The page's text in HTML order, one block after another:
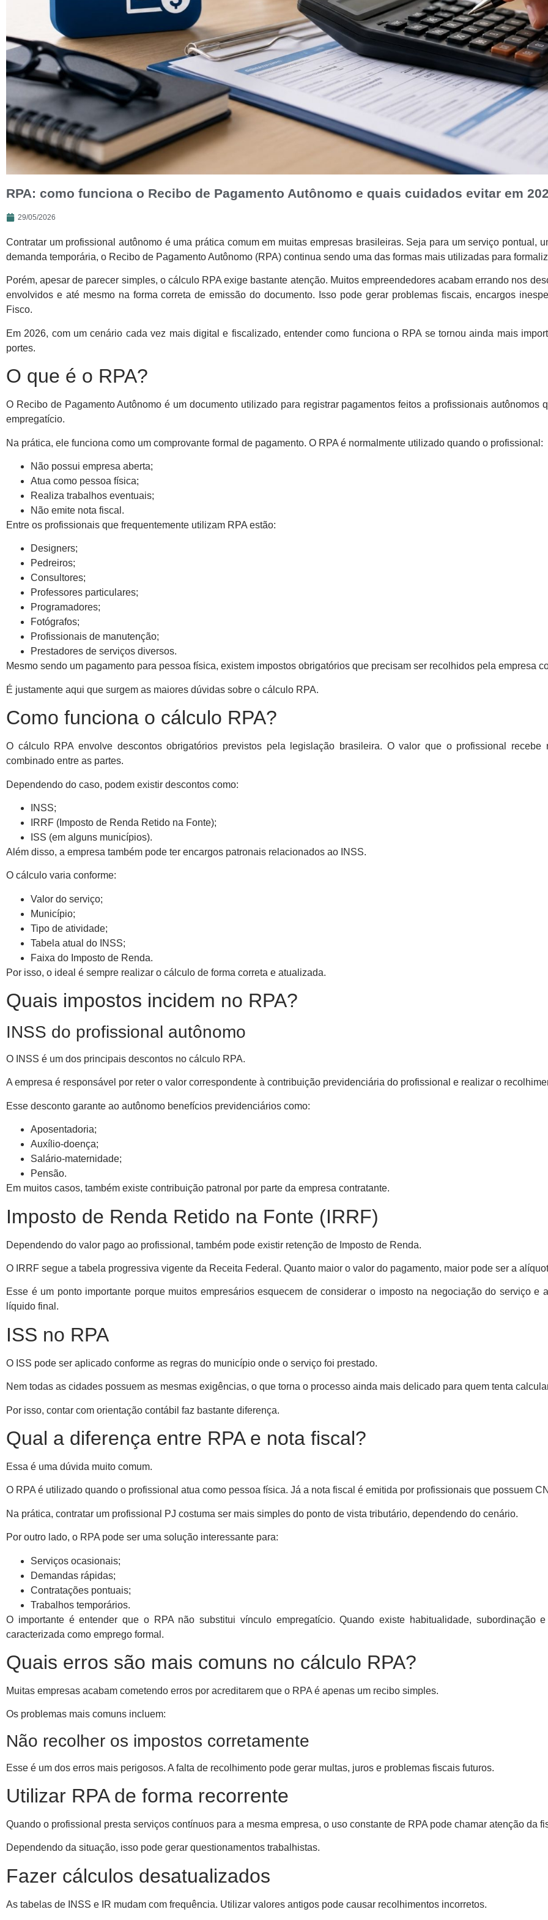
RPA: como funciona o Recibo de Pagamento Autônomo e quais cuidados evitar em
29/05/2026
Contratar um profissional autônomo é uma prática comum em muitas empresas brasileiras. Seja para um serviço pontual,
demanda temporária, o Recibo de Pagamento Autônomo (RPA) continua sendo uma das formas mais utilizadas para
Porém, apesar de parecer simples, o cálculo RPA exige bastante atenção. Muitos empreendedores acabam errando nos
envolvidos e até mesmo na forma correta de emissão do documento. Isso pode gerar problemas fiscais, encargos
Fisco.
Em 2026, com um cenário cada vez mais digital e fiscalizado, entender como funciona o RPA se tornou ainda mais
portes.
O que é o RPA?
O Recibo de Pagamento Autônomo é um documento utilizado para registrar pagamentos feitos a profissionais autônomos
empregatício.
Na prática, ele funciona como um comprovante formal de pagamento. O RPA é normalmente utilizado quando o profissional:
Não possui empresa aberta;
Atua como pessoa física;
Realiza trabalhos eventuais;
Não emite nota fiscal.
Entre os profissionais que frequentemente utilizam RPA estão:
Designers;
Pedreiros;
Consultores;
Professores particulares;
Programadores;
Fotógrafos;
Profissionais de manutenção;
Prestadores de serviços diversos.
Mesmo sendo um pagamento para pessoa física, existem impostos obrigatórios que precisam ser recolhidos pela empresa
É justamente aqui que surgem as maiores dúvidas sobre o cálculo RPA.
Como funciona o cálculo RPA?
O cálculo RPA envolve descontos obrigatórios previstos pela legislação brasileira. O valor que o profissional
combinado entre as partes.
Dependendo do caso, podem existir descontos como:
INSS;
IRRF (Imposto de Renda Retido na Fonte);
ISS (em alguns municípios).
Além disso, a empresa também pode ter encargos patronais relacionados ao INSS.
O cálculo varia conforme:
Valor do serviço;
Município;
Tipo de atividade;
Tabela atual do INSS;
Faixa do Imposto de Renda.
Por isso, o ideal é sempre realizar o cálculo de forma correta e atualizada.
Quais impostos incidem no RPA?
INSS do profissional autônomo
O INSS é um dos principais descontos no cálculo RPA.
A empresa é responsável por reter o valor correspondente à contribuição previdenciária do profissional e realizar o
Esse desconto garante ao autônomo benefícios previdenciários como:
Aposentadoria;
Auxílio-doença;
Salário-maternidade;
Pensão.
Em muitos casos, também existe contribuição patronal por parte da empresa contratante.
Imposto de Renda Retido na Fonte (IRRF)
Dependendo do valor pago ao profissional, também pode existir retenção de Imposto de Renda.
O IRRF segue a tabela progressiva vigente da Receita Federal. Quanto maior o valor do pagamento, maior pode ser a
Esse é um ponto importante porque muitos empresários esquecem de considerar o imposto na negociação do serviço e
líquido final.
ISS no RPA
O ISS pode ser aplicado conforme as regras do município onde o serviço foi prestado.
Nem todas as cidades possuem as mesmas exigências, o que torna o processo ainda mais delicado para quem tenta
Por isso, contar com orientação contábil faz bastante diferença.
Qual a diferença entre RPA e nota fiscal?
Essa é uma dúvida muito comum.
O RPA é utilizado quando o profissional atua como pessoa física. Já a nota fiscal é emitida por profissionais que possuem
Na prática, contratar um profissional PJ costuma ser mais simples do ponto de vista tributário, dependendo do cenário.
Por outro lado, o RPA pode ser uma solução interessante para:
Serviços ocasionais;
Demandas rápidas;
Contratações pontuais;
Trabalhos temporários.
O importante é entender que o RPA não substitui vínculo empregatício. Quando existe habitualidade, subordinação
caracterizada como emprego formal.
Quais erros são mais comuns no cálculo RPA?
Muitas empresas acabam cometendo erros por acreditarem que o RPA é apenas um recibo simples.
Os problemas mais comuns incluem:
Não recolher os impostos corretamente
Esse é um dos erros mais perigosos. A falta de recolhimento pode gerar multas, juros e problemas fiscais futuros.
Utilizar RPA de forma recorrente
Quando o profissional presta serviços contínuos para a mesma empresa, o uso constante de RPA pode chamar atenção da
Dependendo da situação, isso pode gerar questionamentos trabalhistas.
Fazer cálculos desatualizados
As tabelas de INSS e IR mudam com frequência. Utilizar valores antigos pode causar recolhimentos incorretos.